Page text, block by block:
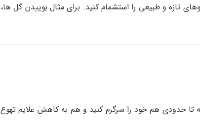
تازه و طبیعی را استشمام کنید. برای مثال بوییدن گل ها،
حدودی هم خود را سرگرم کنید و هم به کاهش علایم تهوع